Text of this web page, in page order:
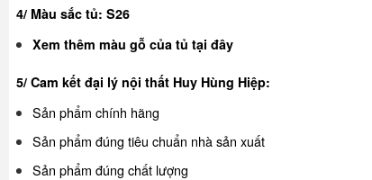
4/ Màu sắc tủ: S26
Xem thêm màu gỗ của tủtại đây
5/ Cam kết đại lý nội thất Huy Hùng Hiệp:
Sản phẩm chính hãng
Sản phẩm đúng tiêu chuẩn nhà sản xuất
Sản phẩm đúng chất lượng